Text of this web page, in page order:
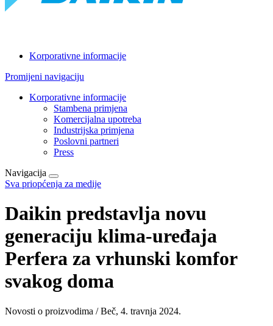
Korporativne informacije
Promijeni navigaciju
Korporativne informacije
Stambena primjena
Komercijalna upotreba
Industrijska primjena
Poslovni partneri
Press
Navigacija
Sva priopćenja za medije
Daikin predstavlja novu
generaciju klima-uređaja
Perfera za vrhunski komfor
svakog doma
Novosti o proizvodima / Beč, 4. travnja 2024.